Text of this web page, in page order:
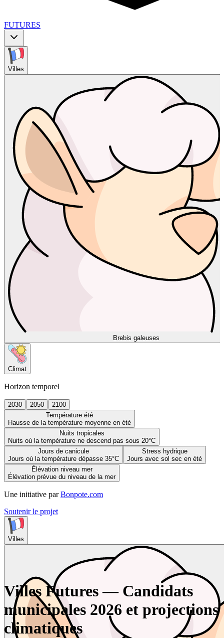
FUTURES
Villes
Brebis galeuses
Climat
Horizon temporel
2030 2050
2100
Température été
Hausse de la température moyenne en été
Nuits tropicales
Nuits où la température ne descend pas sous 20°C
Jours de canicule
Jours où la température dépasse 35°C
Stress hydrique
Jours avec sol sec en été
Élévation niveau mer
Élévation prévue du niveau de la mer
Une initiative par Bonpote.com
Soutenir le projet
Villes
Villes Futures — Candidats
municipales 2026 et projections
climatiques